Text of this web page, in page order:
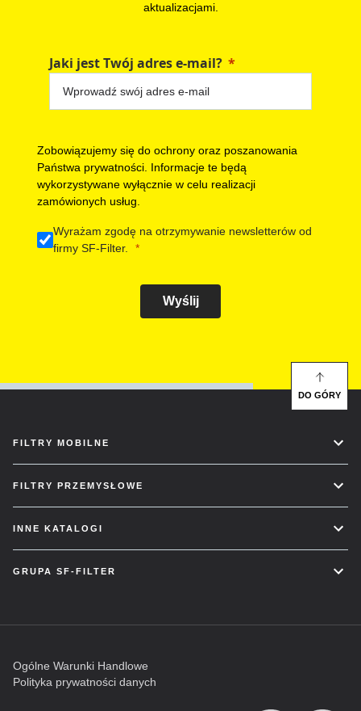
aktualizacjami.
Jaki jest Twój adres e-mail?
Zobowiązujemy się do ochrony oraz poszanowania
Państwa prywatności. Informacje te będą
wykorzystywane wyłącznie w celu realizacji
zamówionych usług.
Wyrażam zgodę na otrzymywanie newsletterów od
firmy SF-Filter.
Wyślij
FILTRY MOBILNE
FILTRY PRZEMYSŁOWE
INNE KATALOGI
GRUPA SF-FILTER
Ogólne Warunki Handlowe
Polityka prywatności danych
DO GÓRY